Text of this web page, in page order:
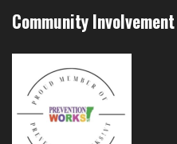
Community Involvement